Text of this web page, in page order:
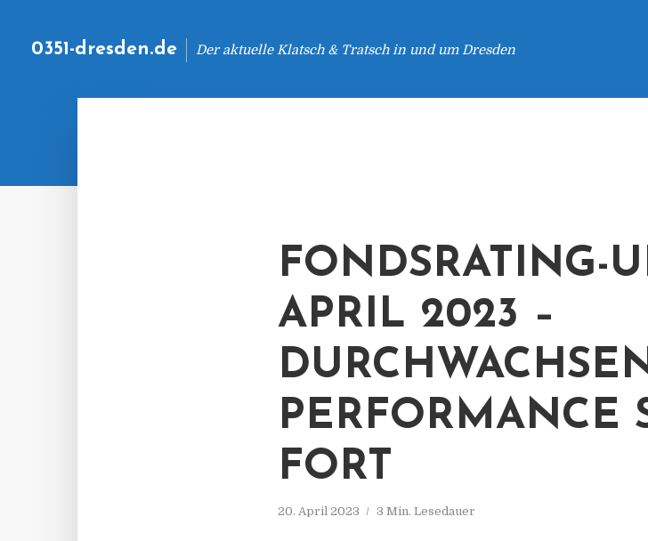
0351-dresden.de Der aktuelle Klatsch & Tratsch in und um Dresden
FONDSRATING-
APRIL 2023 –
PERFORMANCE
FORT
20. April 2023 3 Min. Lesedauer